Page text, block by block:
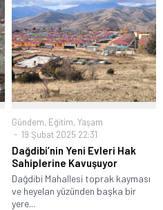
Gündem, Eğitim, Yaşam
19 Şubat 2025 22:31
Dağdibi’nin Yeni Evleri Hak
Sahiplerine Kavuşuyor
Dağdibi Mahallesi toprak kayması
ve heyelan yüzünden başka bir
yere...